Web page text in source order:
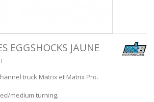
EGGSHOCKS JAUNE
truck Matrix et Matrix Pro.
medium turning.